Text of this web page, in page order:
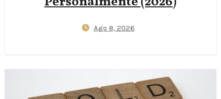
Ago 8, 2026